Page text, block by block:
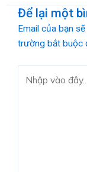
Để lại một
Email của bạn
trường bắt buộc
vào